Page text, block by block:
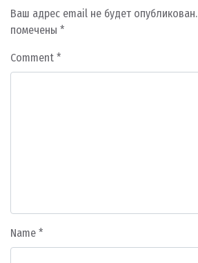
Ваш адрес email не будет опубликован.
помечены *
Comment *
Name *